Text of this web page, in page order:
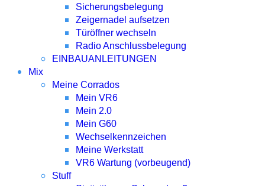
Sicherungsbelegung
Zeigernadel aufsetzen
Türöffner wechseln
Radio Anschlussbelegung
EINBAUANLEITUNGEN
Mix
Meine Corrados
Mein VR6
Mein 2.0
Mein G60
Wechselkennzeichen
Meine Werkstatt
VR6 Wartung (vorbeugend)
Stuff